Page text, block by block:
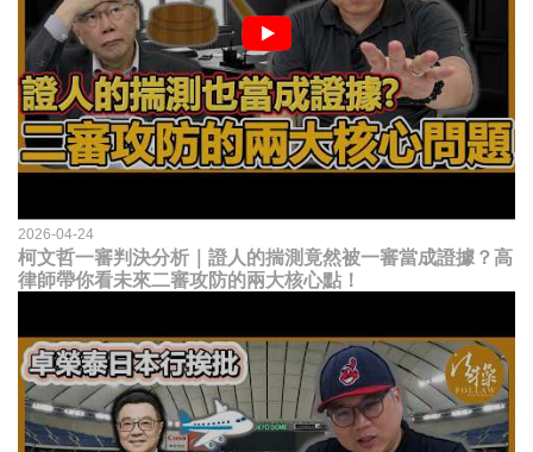
2026-04-24
柯文哲一審判決分析｜證人的揣測竟然被一審當成證據？高
律師帶你看未來二審攻防的兩大核心點！